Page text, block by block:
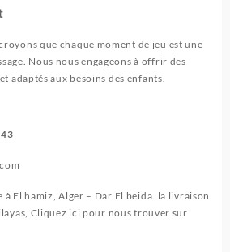
que chaque moment de jeu est une
Nous nous engageons à offrir des
adaptés aux besoins des enfants.
à El hamiz, Alger – Dar El beida. la livraison
Cliquez ici pour nous trouver sur